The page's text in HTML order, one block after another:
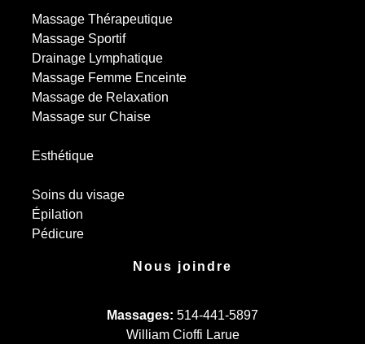
Massage Thérapeutique
Massage Sportif
Drainage Lymphatique
Massage Femme Enceinte
Massage de Relaxation
Massage sur Chaise
Esthétique
Soins du visage
Épilation
Pédicure
Nous joindre
Massages: 514-441-5897
William Cioffi Larue